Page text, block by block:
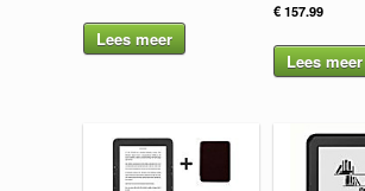
Lees meer
€157.99
Lees meer